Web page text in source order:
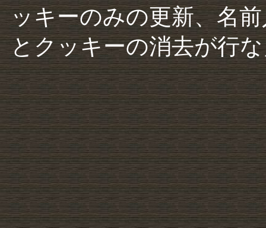
ッキーのみの更新、名
とクッキーの消去が行